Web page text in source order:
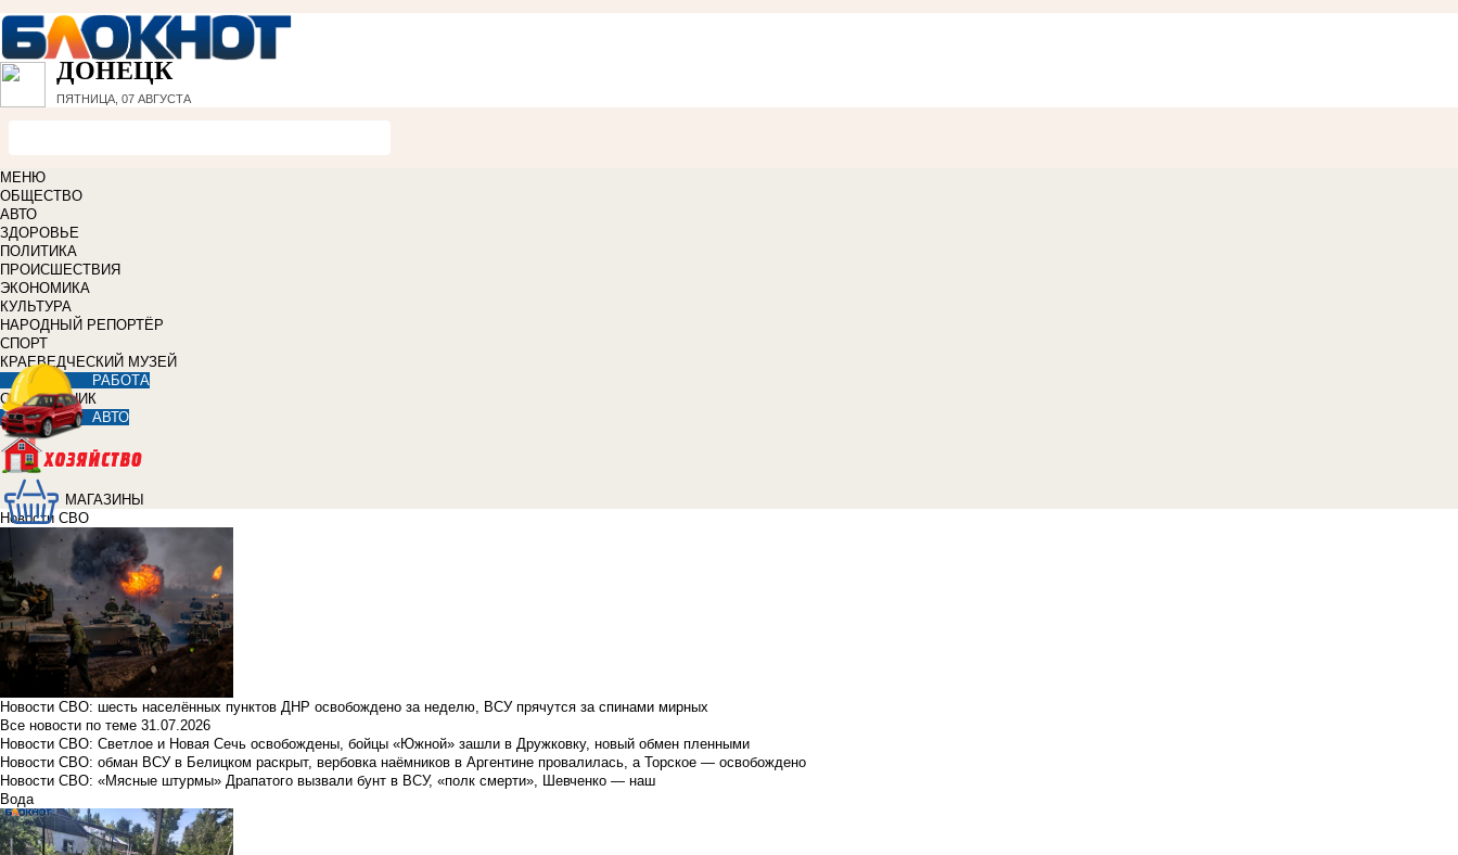
ДОНЕЦК
ПЯТНИЦА, 07 АВГУСТА
МЕНЮ
ОБЩЕСТВО
АВТО
ЗДОРОВЬЕ
ПОЛИТИКА
ПРОИСШЕСТВИЯ
ЭКОНОМИКА
КУЛЬТУРА
НАРОДНЫЙ РЕПОРТЁР
СПОРТ
КРАЕВЕДЧЕСКИЙ МУЗЕЙ
РАБОТА
СПРАВОЧНИК
АВТО
МАГАЗИНЫ
Новости СВО
Новости СВО: шесть населённых пунктов ДНР освобождено за неделю, ВСУ прячутся за спинами мирных
Все новости по теме 31.07.2026
Новости СВО: Светлое и Новая Сечь освобождены, бойцы «Южной» зашли в Дружковку, новый обмен пленными
Новости СВО: обман ВСУ в Белицком раскрыт, вербовка наёмников в Аргентине провалилась, а Торское — освобождено
Новости СВО: «Мясные штурмы» Драпатого вызвали бунт в ВСУ, «полк смерти», Шевченко — наш
Вода